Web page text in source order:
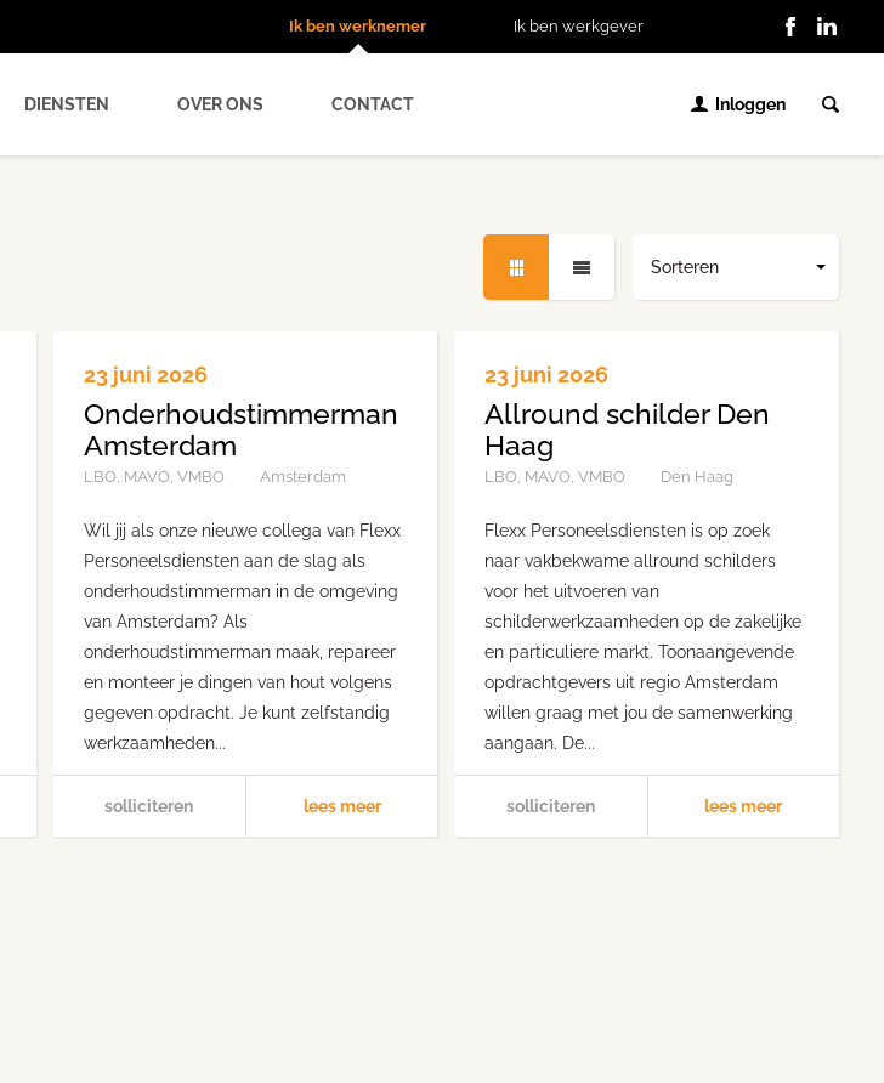
Ik ben werknemer Ik ben werkgever
DIENSTEN OVER ONS CONTACT Inloggen
Sorteren
23 juni 2026
Onderhoudstimmerman
Amsterdam
LBO, MAVO, VMBO Amsterdam
Wil jij als onze nieuwe collega van Flexx
Personeelsdiensten aan de slag als
onderhoudstimmerman in de omgeving
van Amsterdam? Als
onderhoudstimmerman maak, repareer
en monteer je dingen van hout volgens
gegeven opdracht. Je kunt zelfstandig
werkzaamheden...
solliciteren lees meer
23 juni 2026
Allround schilder Den
Haag
LBO, MAVO, VMBO Den Haag
Flexx Personeelsdiensten is op zoek
naar vakbekwame allround schilders
voor het uitvoeren van
schilderwerkzaamheden op de zakelijke
en particuliere markt. Toonaangevende
opdrachtgevers uit regio Amsterdam
willen graag met jou de samenwerking
aangaan. De...
solliciteren lees meer